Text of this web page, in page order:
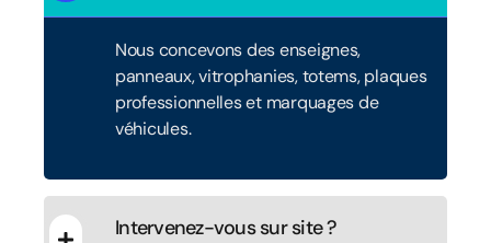
Nous concevons des enseignes,
panneaux, vitrophanies, totems, plaques
professionnelles et marquages de
véhicules.
Intervenez-vous sur site ?